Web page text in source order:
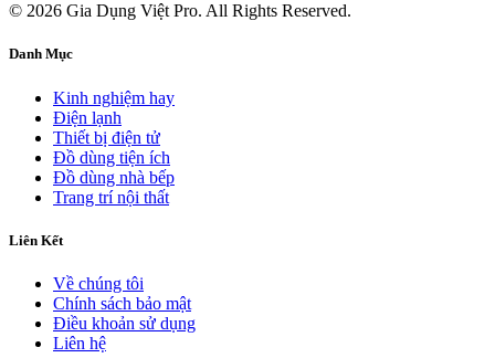
© 2026 Gia Dụng Việt Pro. All Rights Reserved.
Danh Mục
Kinh nghiệm hay
Điện lạnh
Thiết bị điện tử
Đồ dùng tiện ích
Đồ dùng nhà bếp
Trang trí nội thất
Liên Kết
Về chúng tôi
Chính sách bảo mật
Điều khoản sử dụng
Liên hệ